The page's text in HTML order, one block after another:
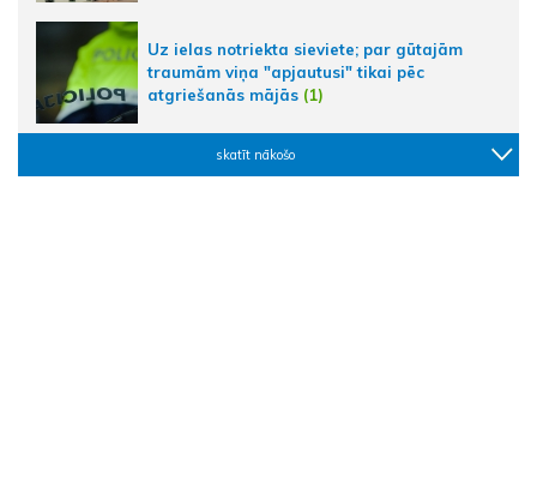
Uz ielas notriekta sieviete; par gūtajām
traumām viņa "apjautusi" tikai pēc
atgriešanās mājās (1)
skatīt nākošo